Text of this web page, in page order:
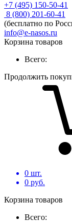
+7 (495) 150-50-41
8 (800) 201-60-41
(бесплатно по
info@e-nasos.ru
Корзина товаров
Всего:
Продолжить
0 шт.
0 руб.
Корзина товаров
Всего: